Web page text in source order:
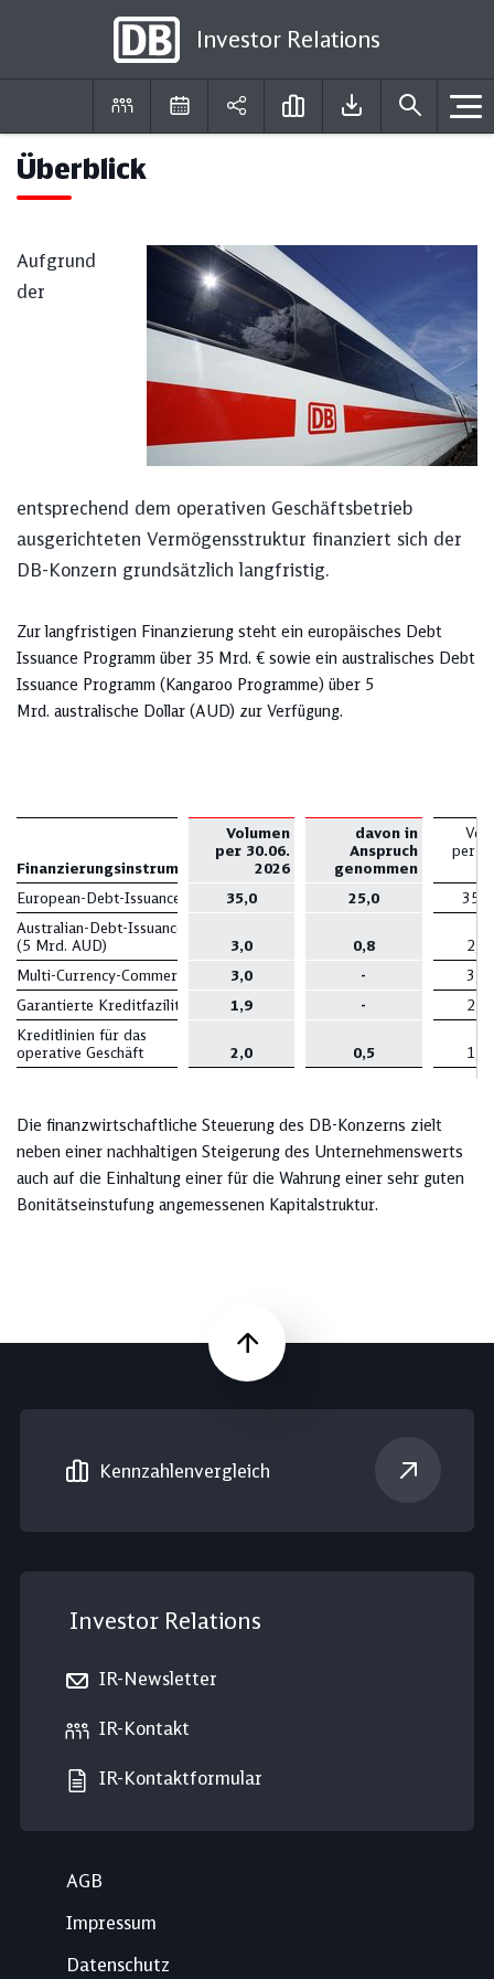
Investor Relations
Überblick
Aufgrund
der
entsprechend dem operativen Geschäftsbetrieb
ausgerichteten Vermögensstruktur finanziert sich der
DB-Konzern grundsätzlich langfristig.
Zur langfristigen Finanzierung steht ein europäisches Debt
Issuance Programm über 35 Mrd. € sowie ein australisches Debt
Issuance Programm (Kangaroo Programme) über 5
Mrd. australische Dollar (AUD) zur Verfügung.
Volumen
per 30.06.
2026
davon in
Anspruch
genommen
per
35,0
25,0 35,0
3,0 0,8
2,8
3,0
-
3,0
1,9
- 2,0
2,0 0,5 1,9
Finanzierungsinstrumente
(in Mrd. €)
European-Debt-Issuance Programm
Australian-Debt-Issuance-Programm
(5 Mrd. AUD)
Multi-Currency-Commercial-Paper-Programm
Garantierte Kreditfazilitäten
Kreditlinien für das
operative Geschäft
Die finanzwirtschaftliche Steuerung des DB-Konzerns zielt
neben einer nachhaltigen Steigerung des Unternehmenswerts
auch auf die Einhaltung einer für die Wahrung einer sehr guten
Bonitätseinstufung angemessenen Kapitalstruktur.
Nach oben
Kennzahlen­vergleich
Investor Relations
IR-Newsletter
IR-Kontakt
IR-Kontaktformular
AGB
Impressum
Datenschutz